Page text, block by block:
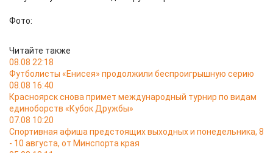
Фото:
Читайте также
08.08 22:18
Футболисты «Енисея» продолжили беспроигрышную серию
08.08 16:40
Красноярск снова примет международный турнир по видам
единоборств «Кубок Дружбы»
07.08 10:20
Спортивная афиша предстоящих выходных и понедельника, 8
- 10 августа, от Минспорта края